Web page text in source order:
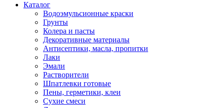
Каталог
Водоэмульсионные краски
Грунты
Колера и пасты
Декоративные материалы
Антисептики, масла, пропитки
Лаки
Эмали
Растворители
Шпатлевки готовые
Пены, герметики, клеи
Сухие смеси